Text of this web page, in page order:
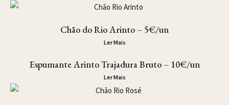
Chão do Rio Arinto – 5€/un
Ler Mais
Espumante Arinto Trajadura Bruto – 10€/un
Ler Mais